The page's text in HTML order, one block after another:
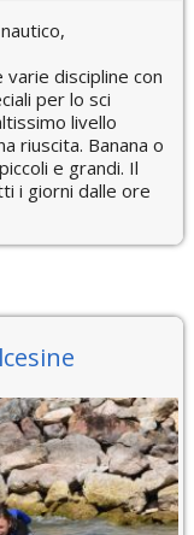
discipline con
per lo sci
livello
riuscita. Banana o
e grandi. Il
i giorni dalle ore